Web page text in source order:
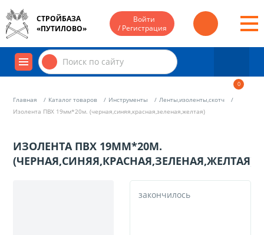
СТРОЙБАЗА
«ПУТИЛОВО»
Войти
/ Регистрация
0
Главная Каталог товаров Инструменты
Ленты,изоленты,скотч
Изолента ПВХ 19мм*20м. (черная,синяя,красная,зеленая,желтая)
ИЗОЛЕНТА ПВХ 19ММ*20М.
(ЧЕРНАЯ,СИНЯЯ,КРАСНАЯ,ЗЕЛЕНАЯ,ЖЕЛТАЯ)
закончилось